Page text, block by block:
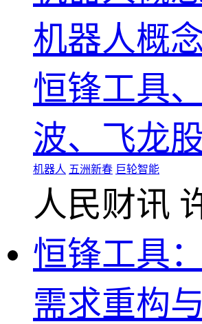
机器人概
恒锋工具
波、飞龙
机器人 五洲新春 巨轮智能
人民财讯
恒锋工具
需求重构